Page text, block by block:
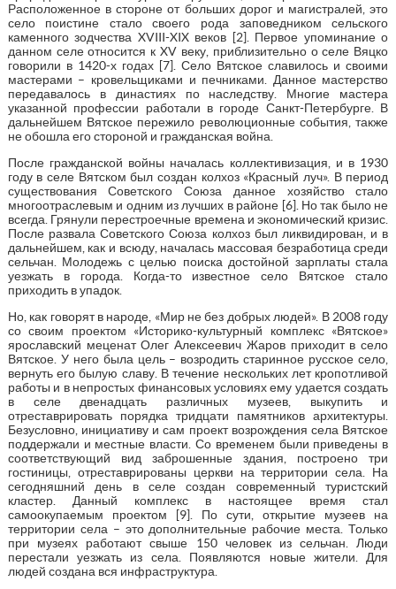
Расположенное в стороне от больших дорог и магистралей, это
село поистине стало своего рода заповедником сельского
каменного зодчества XVIII-XIX веков [2]. Первое упоминание о
данном селе относится к XV веку, приблизительно о селе Вяцко
говорили в 1420-х годах [7]. Село Вятское славилось и своими
мастерами – кровельщиками и печниками. Данное мастерство
передавалось в династиях по наследству. Многие мастера
указанной профессии работали в городе Санкт-Петербурге. В
дальнейшем Вятское пережило революционные события, также
не обошла его стороной и гражданская война.
После гражданской войны началась коллективизация, и в 1930
году в селе Вятском был создан колхоз «Красный луч». В период
существования Советского Союза данное хозяйство стало
многоотраслевым и одним из лучших в районе [6]. Но так было не
всегда. Грянули перестроечные времена и экономический кризис.
После развала Советского Союза колхоз был ликвидирован, и в
дальнейшем, как и всюду, началась массовая безработица среди
сельчан. Молодежь с целью поиска достойной зарплаты стала
уезжать в города. Когда-то известное село Вятское стало
приходить в упадок.
Но, как говорят в народе, «Мир не без добрых людей». В 2008 году
со своим проектом «Историко-культурный комплекс «Вятское»
ярославский меценат Олег Алексеевич Жаров приходит в село
Вятское. У него была цель – возродить старинное русское село,
вернуть его былую славу. В течение нескольких лет кропотливой
работы и в непростых финансовых условиях ему удается создать
в селе двенадцать различных музеев, выкупить и
отреставрировать порядка тридцати памятников архитектуры.
Безусловно, инициативу и сам проект возрождения села Вятское
поддержали и местные власти. Со временем были приведены в
соответствующий вид заброшенные здания, построено три
гостиницы, отреставрированы церкви на территории села. На
сегодняшний день в селе создан современный туристский
кластер. Данный комплекс в настоящее время стал
самоокупаемым проектом [9]. По сути, открытие музеев на
территории села – это дополнительные рабочие места. Только
при музеях работают свыше 150 человек из сельчан. Люди
перестали уезжать из села. Появляются новые жители. Для
людей создана вся инфраструктура.